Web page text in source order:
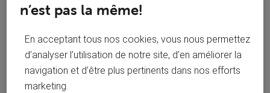
Activités de Arcade25
Toutesles activités
Selected
n’est pas la même!
En acceptant tous nos cookies, vous nous permettez
d’analyser l’utilisation de notre site, d’en améliorer la
navigation et d’être plus pertinents dans nos efforts
marketing.